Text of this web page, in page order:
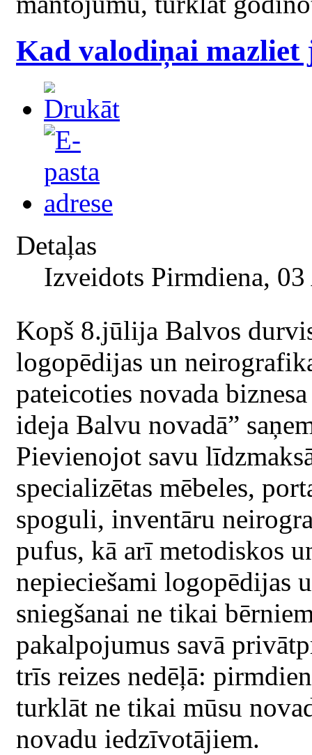
Kad valodiņai mazliet
Detaļas
Izveidots Pirmdiena,
Kopš 8.jūlija Balvos
logopēdijas un
pateicoties novada
ideja Balvu novadā”
Pievienojot savu
specializētas mēbeles,
spoguli, inventāru
pufus, kā arī metodiskos
nepieciešami logopēdijas
sniegšanai ne tikai
pakalpojumus savā
trīs reizes nedēļā:
turklāt ne tikai mūsu
novadu iedzīvotājiem.